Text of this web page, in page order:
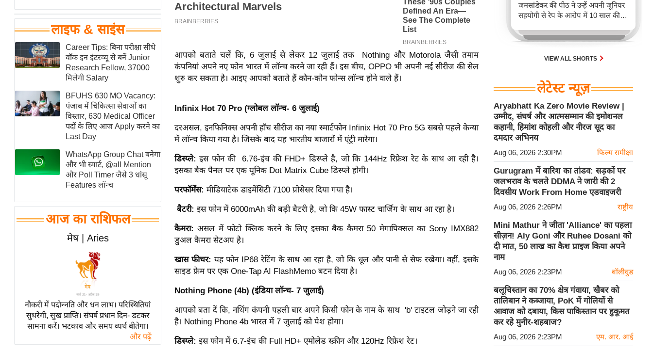
विश्लेषण
समसामयिक
मातृभूमि
स्तंभ
आर.
आई.
चाय पर
समीक्षा
धर्म
ज्योतिष
धर्मस्थल
व्रत
लाइफ & साइंस
Career Tips: बिना परीक्षा सीधे
वॉक इन इंटरव्यू से बनें Junior
Research Fellow, 37000
मिलेगी Salary
BFUHS 630 MO Vacancy:
पंजाब में चिकित्सा सेवाओं का
विस्तार, 630 Medical Officer
पदों के लिए आज Apply करने का
Last Day
WhatsApp Group Chat बनेगा
और भी स्मार्ट, @all Mention
और Poll Timer जैसे 3 धांसू
Features लॉन्च
आज का राशिफल
मेष | Aries
नौकरी में पदोन्नति और धन लाभ। परिस्थितियां
सुधरेगी, सुख प्राप्ति। संघर्ष प्रधान दिन- डटकर
सामना करें। भटकाव और समय व्यर्थ बीतेगा।
और पढ़ें
आपको बताते चलें कि, 6 जुलाई से लेकर 12 जुलाई तक Nothing और Motorola जैसी तमाम
कंपनियां अपने नए फोन भारत में लॉन्च करने जा रही हैं। इस बीच, OPPO भी अपनी नई सीरीज की सेल
शुरु कर सकता है। आइए आपको बताते हैं कौन-कौन फोन्स लॉन्च होने वाले हैं।
Infinix Hot 70 Pro (ग्लोबल लॉन्च- 6 जुलाई)
दरअसल, इनफिनिक्स अपनी हॉच सीरीज का नया स्मार्टफोन Infinix Hot 70 Pro 5G सबसे पहले केन्या
में लॉन्च किया गया है। जिसके बाद यह भारतीय बाजारों में एंट्री मारेगा।
डिस्प्ले:इस फोन की 6.76-इंच की FHD+ डिस्प्ले है, जो कि 144Hz रिफ्रेश रेट के साथ आ रही है।
इसका बैक पैनल पर एक यूनिक Dot Matrix Cube डिस्प्ले होगी।
परफॉर्मेंस: मीडियाटेक डाइमेंसिटी 7100 प्रोसेसर दिया गया है।
बैटरी: इस फोन में 6000mAh की बड़ी बैटरी है, जो कि 45W फास्ट चार्जिंग के साथ आ रहा है।
कैमरा: असल में फोटो क्लिक करने के लिए इसका बैक कैमरा 50 मेगापिक्सल का Sony IMX882
डुअल कैमरा सेटअप है।
खास फीचर: यह फोन IP68 रेटिंग के साथ आ रहा है, जो कि धूल और पानी से सेफ रखेगा। वहीं, इसके
साइड फ्रेम पर एक One-Tap AI FlashMemo बटन दिया है।
Nothing Phone (4b) (इंडिया लॉन्च- 7 जुलाई)
आपको बता दें कि, नथिंग कंपनी पहली बार अपने किसी फोन के नाम के साथ 'b' टाइटल जोड़ने जा रही
है। Nothing Phone 4b भारत में 7 जुलाई को पेश होगा।
डिस्प्ले: इस फोन में 6.7-इंच की Full HD+ एमोलेड स्क्रीन और 120Hz रिफ्रेश रेट।
जमसांडेकर की पीठ ने उन्हें अपनी जूनियर
सहयोगी से रेप के आरोप में 10 साल की
कार्यस्थल पर महिलाओं की सुरक्षा का मुद्दा
देश में यौन अपराधों के खिलाफ कानूनी
VIEW ALL SHORTS
लेटेस्ट न्यूज़
Aryabhatt Ka Zero Movie Review |
उम्मीद, संघर्ष और आत्मसम्मान की इमोशनल
कहानी, हिमांश कोहली और नीरज सूद का
दमदार अभिनय
Aug 06, 2026 2:30PM फिल्म समीक्षा
Gurugram में बारिश का तांडव: सड़कों पर
जलभराव के चलते DDMA ने जारी की 2
दिवसीय Work From Home एडवाइजरी
Aug 06, 2026 2:26PM राष्ट्रीय
Mini Mathur ने जीता 'Alliance' का पहला
सीज़न! Aly Goni और Ruhee Dosani को
दी मात, 50 लाख का कैश प्राइज किया अपने
नाम
Aug 06, 2026 2:23PM बॉलीवुड
बलूचिस्तान का 70% क्षेत्र गंवाया, खैबर को
तालिबान ने कब्जाया, PoK में गोलियों से
आवाज को दबाया, किस पाकिस्तान पर हुकूमत
कर रहे मुनीर-शहबाज?
Aug 06, 2026 2:23PM एम. आर. आई